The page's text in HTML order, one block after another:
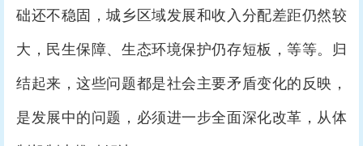
础还不稳固，城乡区域发展和收入分配差距仍然较
大，民生保障、生态环境保护仍存短板，等等。归
结起来，这些问题都是社会主要矛盾变化的反映，
是发展中的问题，必须进一步全面深化改革，从体